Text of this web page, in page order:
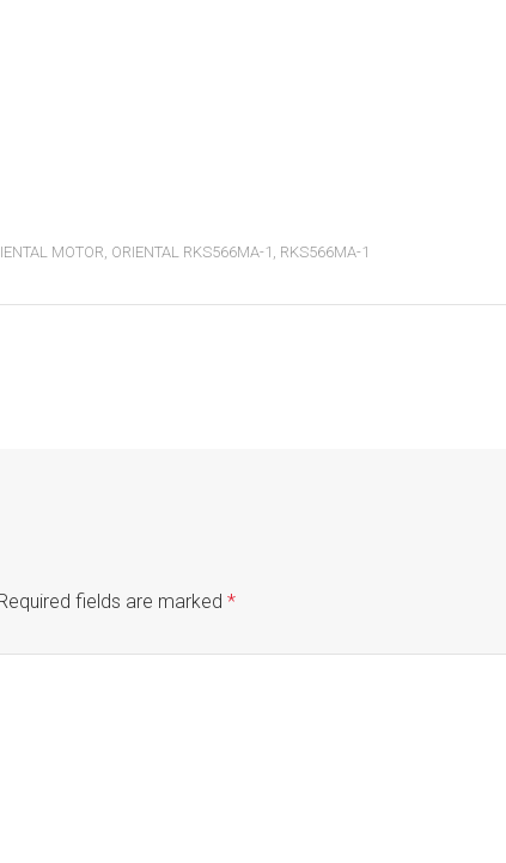
MOTOR, ORIENTAL RKS566MA-1 , RKS566MA-1
Required fields are marked *